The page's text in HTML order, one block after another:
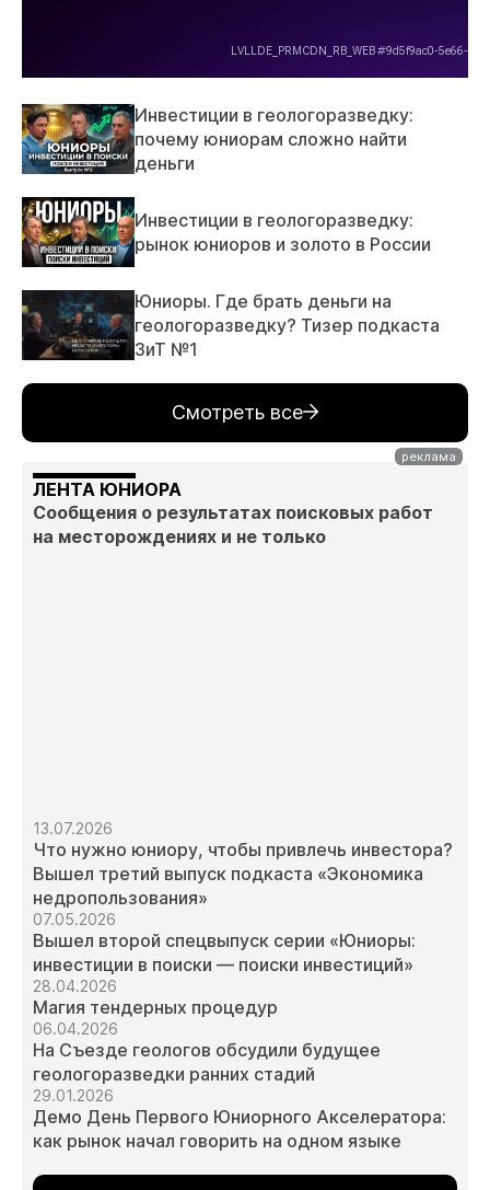
Инвестиции в геологоразведку:
почему юниорам сложно найти
деньги
Инвестиции в геологоразведку:
рынок юниоров и золото в России
Юниоры. Где брать деньги на
геологоразведку? Тизер подкаста
ЗиТ №1
Смотреть все
ЛЕНТА ЮНИОРА
Сообщения о результатах поисковых работ
на месторождениях и не только
13.07.2026
Что нужно юниору, чтобы привлечь инвестора?
Вышел третий выпуск подкаста «Экономика
недропользования»
07.05.2026
Вышел второй спецвыпуск серии «Юниоры:
инвестиции в поиски — поиски инвестиций»
28.04.2026
Магия тендерных процедур
06.04.2026
На Съезде геологов обсудили будущее
геологоразведки ранних стадий
29.01.2026
Демо День Первого Юниорного Акселератора:
как рынок начал говорить на одном языке